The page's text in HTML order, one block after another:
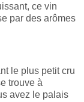
ce vin
par des arômes
le plus petit cru
trouve à
avez le palais